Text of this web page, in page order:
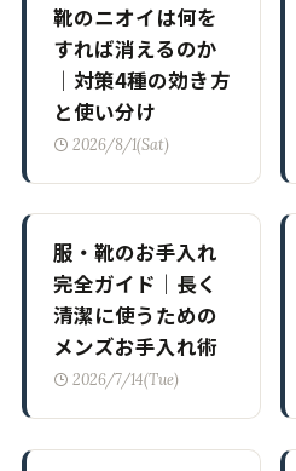
靴のニオイは何を
すれば消えるのか
｜対策4種の効き方
と使い分け
2026/8/1(Sat)
服・靴のお手入れ
完全ガイド｜長く
清潔に使うための
メンズお手入れ術
2026/7/14(Tue)